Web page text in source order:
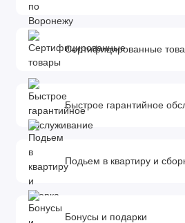
Сертифицированные
Быстрое гарантийное
Подьем в квартиру и
Бонусы и подарки